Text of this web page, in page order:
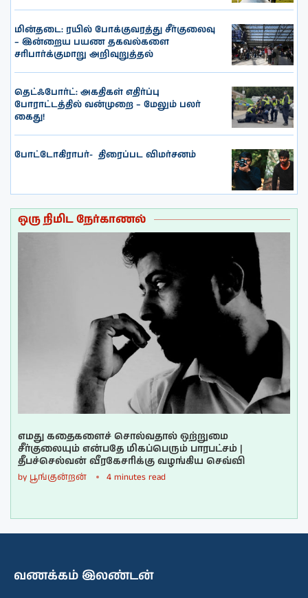
மின்தடை: ரயில் போக்குவரத்து சீர்குலைவு
– இன்றைய பயண தகவல்களை
சரிபார்க்குமாறு அறிவுறுத்தல்
தெட்ஃபோர்ட்: அகதிகள் எதிர்ப்பு
போராட்டத்தில் வன்முறை – மேலும் பலர்
கைது!
போட்டோகிராபர்- ‌ திரைப்பட விமர்சனம்
ஒரு நிமிட நேர்காணல்
எமது கதைகளைச் சொல்வதால் ஒற்றுமை
சீர்குலையும் என்பதே மிகப்பெரும் பாரபட்சம் |
தீபச்செல்வன் வீரகேசரிக்கு வழங்கிய செவ்வி
by பூங்குன்றன் 4 minutes read
வணக்கம் இலண்டன்